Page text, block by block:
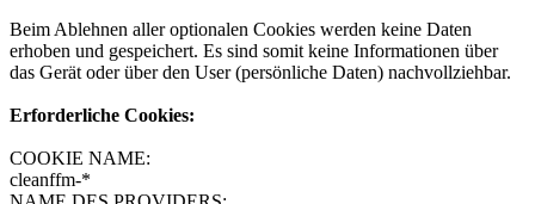
Beim Ablehnen aller optionalen Cookies werden keine Daten
erhoben und gespeichert. Es sind somit keine Informationen über
das Gerät oder über den User (persönliche Daten) nachvollziehbar.
Erforderliche Cookies:
COOKIE NAME:
cleanffm-*